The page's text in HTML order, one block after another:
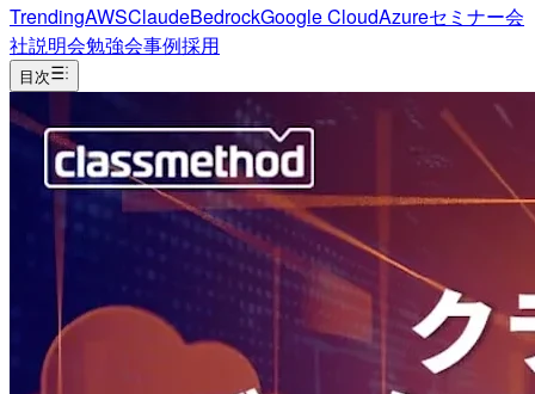
TrendingAWSClaudeBedrockGoogle CloudAzureセミナー会
社説明会勉強会事例採用
目次